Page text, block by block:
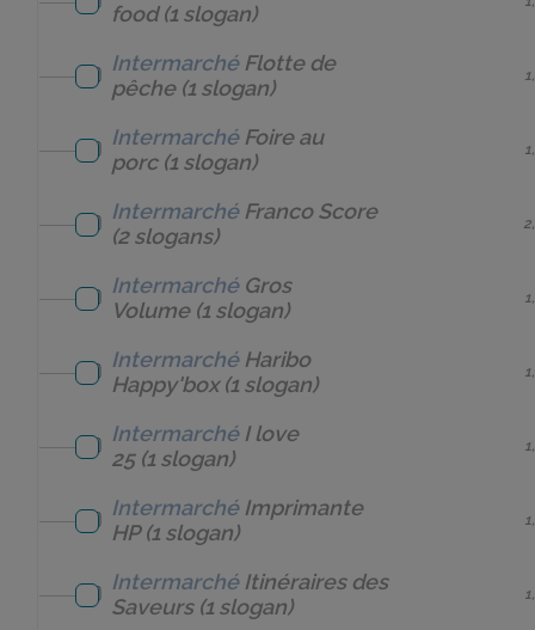
food(1 slogan)
Intermarché Flotte de
pêche(1 slogan)
Intermarché Foire au
porc(1 slogan)
Intermarché Franco Score
(2 slogans)
Intermarché Gros
Volume(1 slogan)
Intermarché Haribo
Happy'box(1 slogan)
Intermarché I love
25(1 slogan)
Intermarché Imprimante
HP(1 slogan)
Intermarché Itinéraires des
Saveurs(1 slogan)